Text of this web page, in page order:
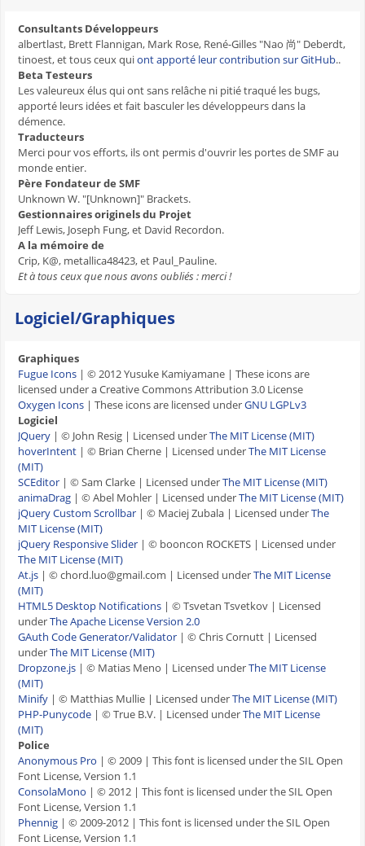
Consultants Développeurs
albertlast, Brett Flannigan, Mark Rose, René-Gilles "Nao 尚" Deberdt,
tinoest, et tous ceux quiont apporté leur contribution sur GitHub..
Beta Testeurs
Les valeureux élus qui ont sans relâche ni pitié traqué les bugs,
apporté leurs idées et fait basculer les développeurs dans la
démence.
Traducteurs
Merci pour vos efforts, ils ont permis d'ouvrir les portes de SMF au
monde entier.
Père Fondateur de SMF
Unknown W. "[Unknown]" Brackets.
Gestionnaires originels du Projet
Jeff Lewis, Joseph Fung, et David Recordon.
A la mémoire de
Crip, K@, metallica48423, et Paul_Pauline.
Et à tous ceux que nous avons oubliés : merci !
Logiciel/Graphiques
Graphiques
Fugue Icons | © 2012 Yusuke Kamiyamane | These icons are
licensed under a Creative Commons Attribution 3.0 License
Oxygen Icons | These icons are licensed underGNU LGPLv3
Logiciel
JQuery | © John Resig | Licensed underThe MIT License (MIT)
hoverIntent | © Brian Cherne | Licensed underThe MIT License
(MIT)
SCEditor | © Sam Clarke | Licensed underThe MIT License (MIT)
animaDrag | © Abel Mohler | Licensed underThe MIT License (MIT)
jQuery Custom Scrollbar | © Maciej Zubala | Licensed underThe
MIT License (MIT)
jQuery Responsive Slider | © booncon ROCKETS | Licensed under
The MIT License (MIT)
At.js | © chord.luo@gmail.com | Licensed underThe MIT License
(MIT)
HTML5 Desktop Notifications | © Tsvetan Tsvetkov | Licensed
underThe Apache License Version 2.0
GAuth Code Generator/Validator | © Chris Cornutt | Licensed
underThe MIT License (MIT)
Dropzone.js | © Matias Meno | Licensed underThe MIT License
(MIT)
Minify | © Matthias Mullie | Licensed underThe MIT License (MIT)
PHP-Punycode | © True B.V. | Licensed underThe MIT License
(MIT)
Police
Anonymous Pro | © 2009 | This font is licensed under the SIL Open
Font License, Version 1.1
ConsolaMono | © 2012 | This font is licensed under the SIL Open
Font License, Version 1.1
Phennig | © 2009-2012 | This font is licensed under the SIL Open
Font License, Version 1.1